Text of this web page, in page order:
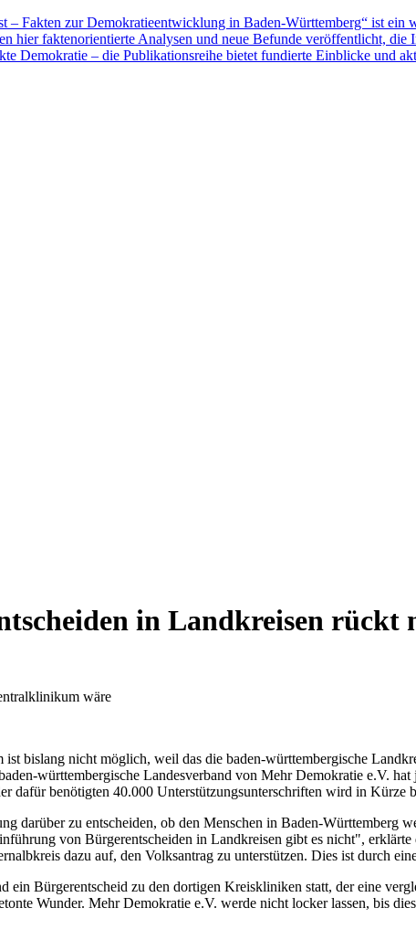
Fakten zur Demokratieentwicklung in Baden-Württemberg“ ist ein
hier faktenorientierte Analysen und neue Befunde veröffentlicht,
Demokratie – die Publikationsreihe bietet fundierte Einblicke und
in Landkreisen rückt
wäre
bislang nicht möglich, weil das die baden-württembergische
württembergische Landesverband von Mehr Demokratie e.V.
dafür benötigten 40.000 Unterstützungsunterschriften wird in Kürze
darüber zu entscheiden, ob den Menschen in Baden-Württemberg
von Bürgerentscheiden in Landkreisen gibt es nicht",
dazu auf, den Volksantrag zu unterstützen. Dies ist durch
Bürgerentscheid zu den dortigen Kreiskliniken statt, der eine
Wunder. Mehr Demokratie e.V. werde nicht locker lassen, bis